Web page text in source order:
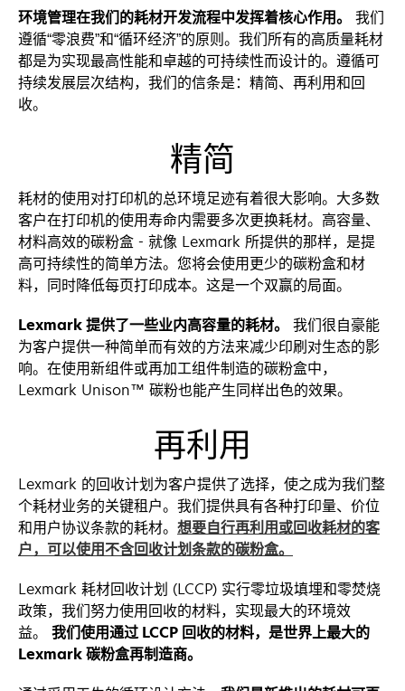
环境管理在我们的耗材开发流程中发挥着核心作用。
我们
遵循“零浪费”和“循环经济”的原则。我们所有的高质量耗材
都是为实现最高性能和卓越的可持续性而设计的。遵循可
持续发展层次结构，我们的信条是：精简、再利用和回
收。
精简
耗材的使用对打印机的总环境足迹有着很大影响。大多数
客户在打印机的使用寿命内需要多次更换耗材。高容量、
材料高效的碳粉盒 - 就像 Lexmark 所提供的那样，是提
高可持续性的简单方法。您将会使用更少的碳粉盒和材
料，同时降低每页打印成本。这是一个双赢的局面。
Lexmark 提供了一些业内高容量的耗材。
我们很自豪能
为客户提供一种简单而有效的方法来减少印刷对生态的影
响。在使用新组件或再加工组件制造的碳粉盒中，
Lexmark Unison™ 碳粉也能产生同样出色的效果。
再利用
Lexmark 的回收计划为客户提供了选择，使之成为我们整
个耗材业务的关键租户。我们提供具有各种打印量、价位
和用户协议条款的耗材。 想要自行再利用或回收耗材的客
户，可以使用不含回收计划条款的碳粉盒。
Lexmark 耗材回收计划 (LCCP) 实行零垃圾填埋和零焚烧
政策，我们努力使用回收的材料，实现最大的环境效
益。 我们使用通过 LCCP 回收的材料，是世界上最大的
Lexmark 碳粉盒再制造商。